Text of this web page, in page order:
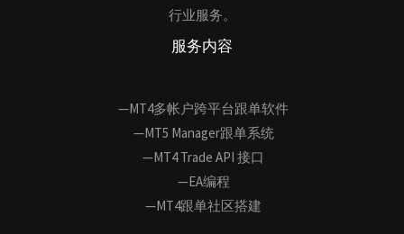
行业服务。
服务内容
—MT4多帐户跨平台跟单软件
—MT5 Manager跟单系统
—MT4 Trade API 接口
—EA编程
—MT4跟单社区搭建